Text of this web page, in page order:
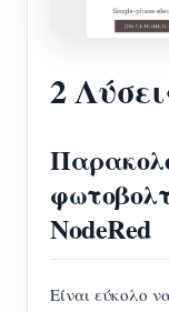
2
NodeRed
Είναι εύκολο